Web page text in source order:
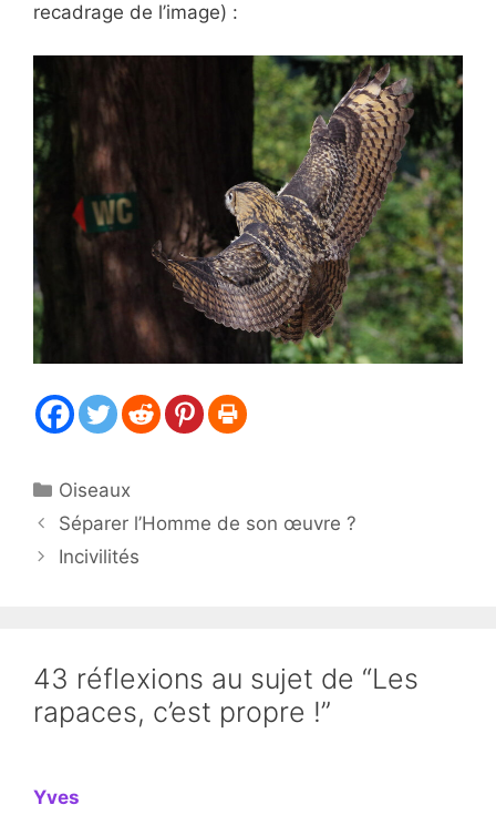
recadrage de l’image) :
Catégories
Oiseaux
Séparer l’Homme de son œuvre ?
Incivilités
43 réflexions au sujet de “Les
rapaces, c’est propre !”
Yves